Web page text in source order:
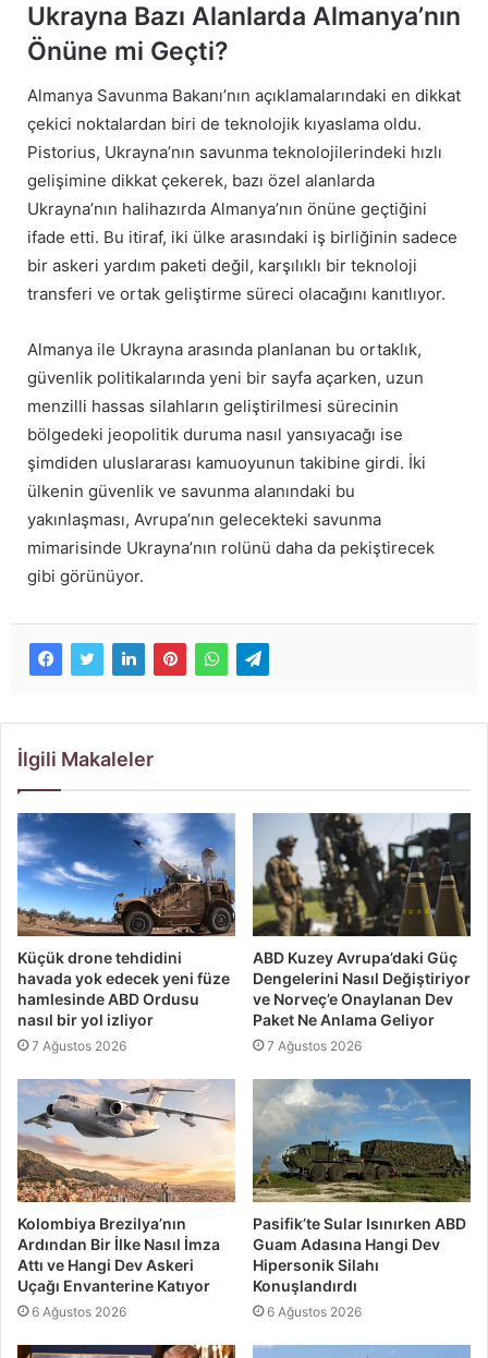
Ukrayna Bazı Alanlarda Almanya’nın
Önüne mi Geçti?
Almanya Savunma Bakanı’nın açıklamalarındaki en dikkat
çekici noktalardan biri de teknolojik kıyaslama oldu.
Pistorius, Ukrayna’nın savunma teknolojilerindeki hızlı
gelişimine dikkat çekerek, bazı özel alanlarda
Ukrayna’nın halihazırda Almanya’nın önüne geçtiğini
ifade etti. Bu itiraf, iki ülke arasındaki iş birliğinin sadece
bir askeri yardım paketi değil, karşılıklı bir teknoloji
transferi ve ortak geliştirme süreci olacağını kanıtlıyor.
Almanya ile Ukrayna arasında planlanan bu ortaklık,
güvenlik politikalarında yeni bir sayfa açarken, uzun
menzilli hassas silahların geliştirilmesi sürecinin
bölgedeki jeopolitik duruma nasıl yansıyacağı ise
şimdiden uluslararası kamuoyunun takibine girdi. İki
ülkenin güvenlik ve savunma alanındaki bu
yakınlaşması, Avrupa’nın gelecekteki savunma
mimarisinde Ukrayna’nın rolünü daha da pekiştirecek
gibi görünüyor.
İlgili Makaleler
Küçük drone tehdidini
havada yok edecek yeni füze
hamlesinde ABD Ordusu
nasıl bir yol izliyor
7 Ağustos 2026
ABD Kuzey Avrupa’daki Güç
Dengelerini Nasıl Değiştiriyor
ve Norveç’e Onaylanan Dev
Paket Ne Anlama Geliyor
7 Ağustos 2026
Kolombiya Brezilya’nın
Ardından Bir İlke Nasıl İmza
Attı ve Hangi Dev Askeri
Uçağı Envanterine Katıyor
6 Ağustos 2026
Pasifik’te Sular Isınırken ABD
Guam Adasına Hangi Dev
Hipersonik Silahı
Konuşlandırdı
6 Ağustos 2026